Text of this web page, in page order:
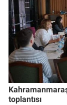
toplantısı